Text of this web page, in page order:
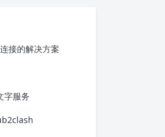
行镜像的备份和还原，
支持快照还原就好了，
接的解决方案
字服务